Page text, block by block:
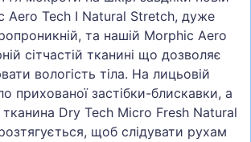
Aero Tech I Natural Stretch, дуже
та нашій Morphic Aero
сітчастій тканині що дозволяє
вологість тіла. На лицьовій
прихованої застібки-блискавки, а
Dry Tech Micro Fresh Natural
щоб слідувати рухам